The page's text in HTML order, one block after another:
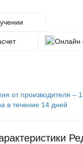
Онлайн
от производителя –
в течение 14 дней